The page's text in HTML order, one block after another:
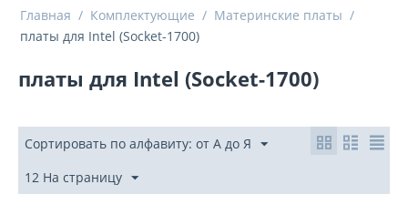
Главная / Комплектующие / Материнские платы /
платы для Intel (Socket-1700)
платы для Intel (Socket-1700)
Сортировать по алфавиту: от А до Я
12 На страницу